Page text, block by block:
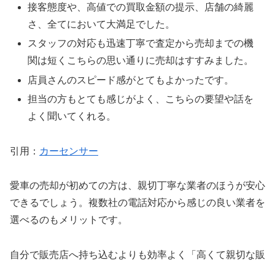
接客態度や、高値での買取金額の提示、店舗の綺麗
さ、全てにおいて大満足でした。
スタッフの対応も迅速丁寧で査定から売却までの機
関は短くこちらの思い通りに売却はすすみました。
店員さんのスピード感がとてもよかったです。
担当の方もとても感じがよく、こちらの要望や話を
よく聞いてくれる。
引用： カーセンサー
愛車の売却が初めての方は、親切丁寧な業者のほうが安心
できるでしょう。複数社の電話対応から感じの良い業者を
選べるのもメリットです。
自分で販売店へ持ち込むよりも効率よく「高くて親切な販